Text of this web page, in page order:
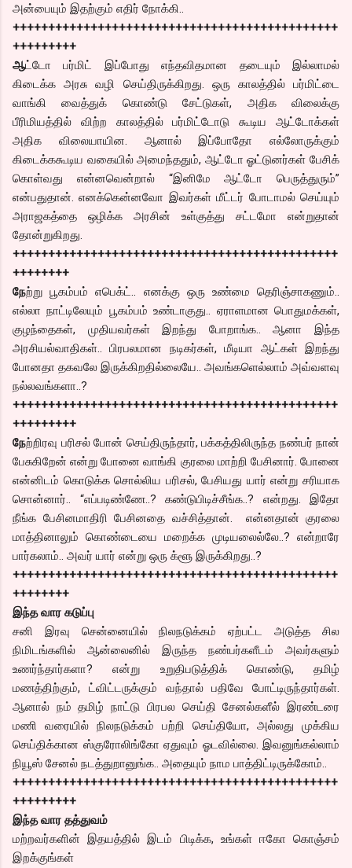
அன்பையும் இதற்கும் எதிர் நோக்கி..
++++++++++++++++++++++++++++++++++++++++++++++
+++++++++
ஆட்டோ பர்மிட் இப்போது எந்தவிதமான தடையும் இல்லாமல்
கிடைக்க அரசு வழி செய்திருக்கிறது. ஒரு காலத்தில் பர்மிட்டை
வாங்கி வைத்துக் கொண்டு சேட்டுகள், அதிக விலைக்கு
பீரிமியத்தில் விற்ற காலத்தில் பர்மிட்டோடு கூடிய ஆட்டோக்கள்
அதிக விலையாயின. ஆனால் இப்போதோ எல்லோருக்கும்
கிடைக்ககூடிய வகையில் அமைந்ததும், ஆட்டோ ஓட்டுனர்கள் பேசிக்
கொள்வது என்னவென்றால் “இனிமே ஆட்டோ பெருத்துரும்”
என்பதுதான். எனக்கென்னவோ இவர்கள் மீட்டர் போடாமல் செய்யும்
அராஜகத்தை ஒழிக்க அரசின் உள்குத்து சட்டமோ என்றுதான்
தோன்றுகிறது.
++++++++++++++++++++++++++++++++++++++++++++++
++++++++
நேற்று பூகம்பம் எபெக்ட்.. எனக்கு ஒரு உண்மை தெரிஞ்சாகணும்..
எல்லா நாட்டிலேயும் பூகம்பம் உண்டாகுது.. ஏராளமான பொதுமக்கள்,
குழந்தைகள், முதியவர்கள் இறந்து போறாங்க.. ஆனா இந்த
அரசியல்வாதிகள்.. பிரபலமான நடிகர்கள், மீடியா ஆட்கள் இறந்து
போனதா தகவலே இருக்கிறதில்லையே.. அவங்களெல்லாம் அவ்வளவு
நல்லவங்களா..?
++++++++++++++++++++++++++++++++++++++++++++++
+++++++++
நேற்றிரவு பரிசல் போன் செய்திருந்தார், பக்கத்திலிருந்த நண்பர் நான்
பேசுகிறேன் என்று போனை வாங்கி குரலை மாற்றி பேசினார். போனை
என்னிடம் கொடுக்க சொல்லிய பரிசல், பேசியது யார் என்று சரியாக
சொன்னார்.. “எப்படிண்ணே..? கண்டுபிடிச்சீங்க..? என்றது. இதோ
நீங்க பேசினமாதிரி பேசினதை வச்சித்தான். என்னதான் குரலை
மாத்தினாலும் கொண்டையை மறைக்க முடியலைல்லே..? என்றாரே
பார்கலாம்.. அவர் யார் என்று ஒரு க்ளூ இருக்கிறது..?
++++++++++++++++++++++++++++++++++++++++++++++
++++++++
இந்த வார கடுப்பு
சனி இரவு சென்னையில் நிலநடுக்கம் ஏற்பட்ட அடுத்த சில
நிமிடங்களில் ஆன்லைனில் இருந்த நண்பர்களீடம் அவர்களும்
உணர்ந்தார்களா? என்று உறுதிபடுத்திக் கொண்டு, தமிழ்
மணத்திற்கும், ட்விட்டருக்கும் வந்தால் பதிவே போட்டிருந்தார்கள்.
ஆனால் நம் தமிழ் நாட்டு பிரபல செய்தி சேனல்களீல் இரண்டரை
மணி வரையில் நிலநடுக்கம் பற்றி செய்தியோ, அல்லது முக்கிய
செய்திக்கான ஸ்குரோலிங்கோ ஏதுவும் ஓடவில்லை. இவனுங்கல்லாம்
நியூஸ் சேனல் நடத்துறானுங்க.. அதையும் நாம பாத்திட்டிருக்கோம்..
++++++++++++++++++++++++++++++++++++++++++++++
+++++++++
இந்த வார தத்துவம்
மற்றவர்களின் இதயத்தில் இடம் பிடிக்க, உங்கள் ஈகோ கொஞ்சம்
இறக்குங்கள்